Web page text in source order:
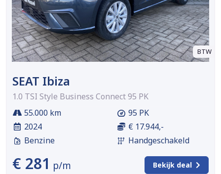
BTW
SEAT Ibiza
1.0 TSI Style Business Connect 95 PK
55.000 km
2024
Benzine
95 PK
€ 17.944,-
Handgeschakeld
€ 281 p/m Bekijk deal